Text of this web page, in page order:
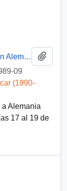
[Programa de visita de Patricio Aylwin en Alemania]
09
(1990-
Alemania
17 al 19 de